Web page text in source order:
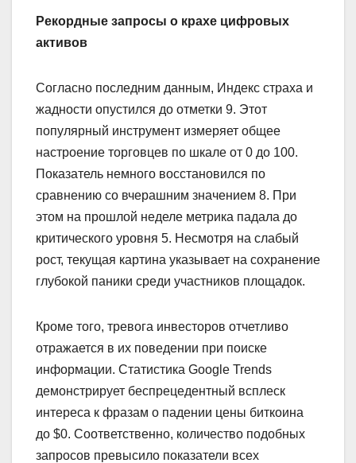
Рекордные запросы о крахе цифровых
активов
Согласно последним данным, Индекс страха и
жадности опустился до отметки 9. Этот
популярный инструмент измеряет общее
настроение торговцев по шкале от 0 до 100.
Показатель немного восстановился по
сравнению со вчерашним значением 8. При
этом на прошлой неделе метрика падала до
критического уровня 5. Несмотря на слабый
рост, текущая картина указывает на сохранение
глубокой паники среди участников площадок.
Кроме того, тревога инвесторов отчетливо
отражается в их поведении при поиске
информации. Статистика Google Trends
демонстрирует беспрецедентный всплеск
интереса к фразам о падении цены биткоина
до $0. Соответственно, количество подобных
запросов превысило показатели всех